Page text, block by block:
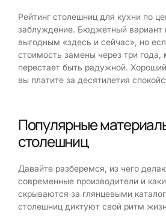
Рейтинг столешниц для кухни по
заблуждение. Бюджетный вариант
выгодным «здесь и сейчас», но
стоимость замены через три года,
перестает быть радужной.
вы платите за десятилетия
Популярные
столешниц
Давайте разберемся, из чего
современные производители и
скрываются за глянцевыми
столешниц диктуют свой ритм